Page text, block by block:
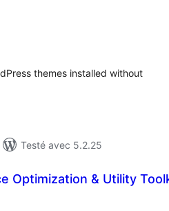
themes installed without
Testé avec 5.2.25
Optimization & Utility